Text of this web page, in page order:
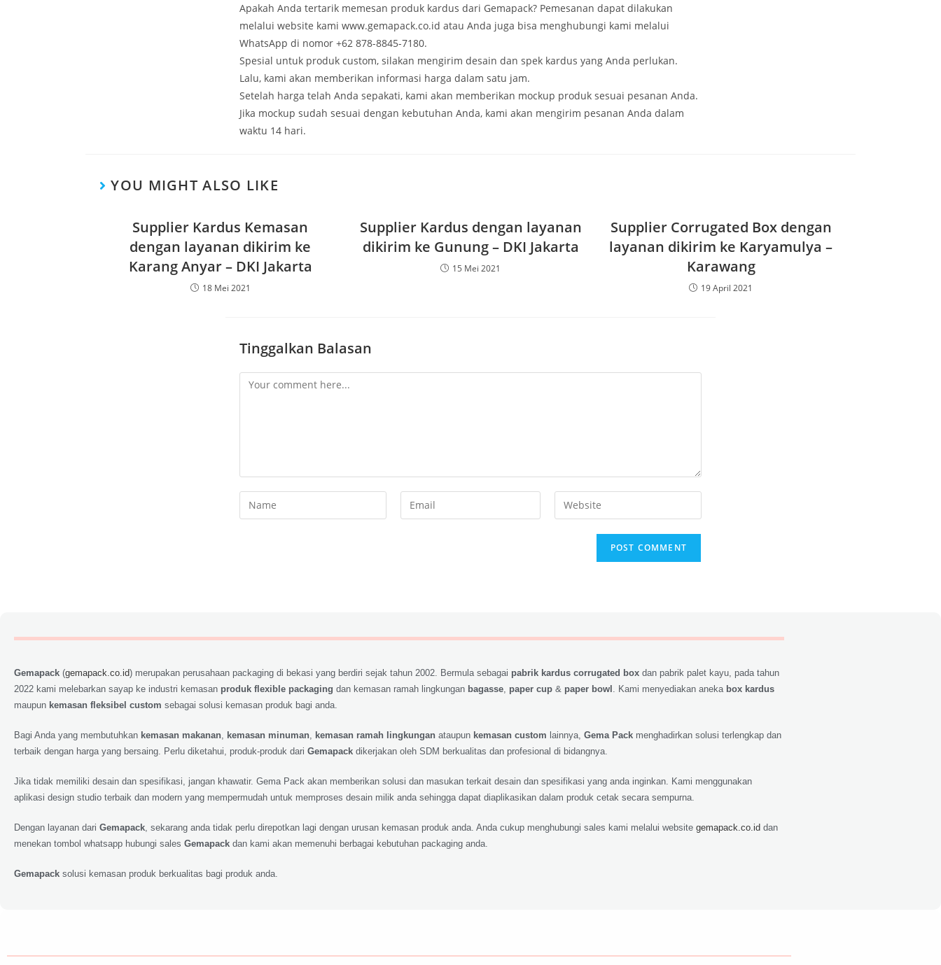
Apakah Anda tertarik memesan produk kardus dari Gemapack? Pemesanan dapat dilakukan
melalui website kami www.gemapack.co.id atau Anda juga bisa menghubungi kami melalui
WhatsApp di nomor +62 878-8845-7180.
Spesial untuk produk custom, silakan mengirim desain dan spek kardus yang Anda perlukan.
Lalu, kami akan memberikan informasi harga dalam satu jam.
Setelah harga telah Anda sepakati, kami akan memberikan mockup produk sesuai pesanan Anda.
Jika mockup sudah sesuai dengan kebutuhan Anda, kami akan mengirim pesanan Anda dalam
waktu 14 hari.
YOU MIGHT ALSO LIKE
Supplier Kardus Kemasan
dengan layanan dikirim ke
Karang Anyar – DKI Jakarta
18 Mei 2021
Supplier Kardus dengan layanan
dikirim ke Gunung – DKI Jakarta
15 Mei 2021
Supplier Corrugated Box dengan
layanan dikirim ke Karyamulya –
Karawang
19 April 2021
Tinggalkan Balasan
Gemapack (gemapack.co.id) merupakan perusahaan packaging di bekasi yang berdiri sejak tahun 2002. Bermula sebagai pabrik kardus corrugated box dan pabrik palet kayu, pada tahun
2022 kami melebarkan sayap ke industri kemasan produk flexible packaging dan kemasan ramah lingkungan bagasse paper cup & paper bowl . Kami menyediakan aneka box kardus
maupun kemasan fleksibel custom sebagai solusi kemasan produk bagi anda.
Bagi Anda yang membutuhkan kemasan makanan kemasan minuman kemasan ramah lingkungan ataupun kemasan custom lainnya, Gema Pack menghadirkan solusi terlengkap dan
terbaik dengan harga yang bersaing. Perlu diketahui, produk-produk dari Gemapack dikerjakan oleh SDM berkualitas dan profesional di bidangnya.
Jika tidak memiliki desain dan spesifikasi, jangan khawatir. Gema Pack akan memberikan solusi dan masukan terkait desain dan spesifikasi yang anda inginkan. Kami menggunakan
aplikasi design studio terbaik dan modern yang mempermudah untuk memproses desain milik anda sehingga dapat diaplikasikan dalam produk cetak secara sempurna.
Dengan layanan dari Gemapack , sekarang anda tidak perlu direpotkan lagi dengan urusan kemasan produk anda. Anda cukup menghubungi sales kami melalui website gemapack.co.id dan
menekan tombol whatsapp hubungi sales Gemapack dan kami akan memenuhi berbagai kebutuhan packaging anda.
Gemapack solusi kemasan produk berkualitas bagi produk anda.